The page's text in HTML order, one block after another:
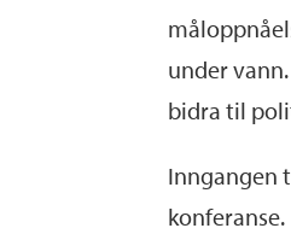
under
bidra til
Inngangen
konferanse.